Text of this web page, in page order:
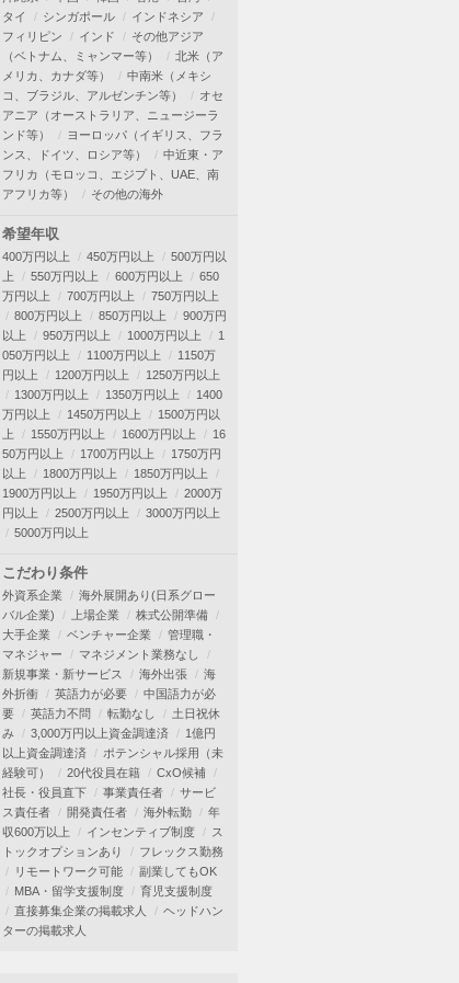
タイ
シンガポール
インドネシア
フィリピン
インド
その他アジア
（ベトナム、ミャンマー等）
北米（ア
メリカ、カナダ等）
中南米（メキシ
コ、ブラジル、アルゼンチン等）
オセ
アニア（オーストラリア、ニュージーラ
ンド等）
ヨーロッパ（イギリス、フラ
ンス、ドイツ、ロシア等）
中近東・ア
フリカ（モロッコ、エジプト、UAE、南
アフリカ等）
その他の海外
希望年収
400万円以上 450万円以上
500万円以
上
550万円以上 600万円以上
650
万円以上
700万円以上
750万円以上
800万円以上
850万円以上
900万円
以上
950万円以上 1000万円以上
1
050万円以上
1100万円以上
1150万
円以上
1200万円以上
1250万円以上
1300万円以上
1350万円以上
1400
万円以上
1450万円以上
1500万円以
上
1550万円以上 1600万円以上
16
50万円以上
1700万円以上
1750万円
以上
1800万円以上
1850万円以上
1900万円以上
1950万円以上
2000万
円以上
2500万円以上
3000万円以上
5000万円以上
こだわり条件
外資系企業
海外展開あり(日系グロー
バル企業)
上場企業
株式公開準備
大手企業
ベンチャー企業
管理職・
マネジャー
マネジメント業務なし
新規事業・新サービス
海外出張
海
外折衝
英語力が必要
中国語力が必
要
英語力不問 転勤なし
土日祝休
み
3,000万円以上資金調達済
1億円
以上資金調達済
ポテンシャル採用（未
経験可）
20代役員在籍
CxO候補
社長・役員直下
事業責任者
サービ
ス責任者
開発責任者 海外転勤
年
収600万以上
インセンティブ制度
ス
トックオプションあり
フレックス勤務
リモートワーク可能
副業してもOK
MBA・留学支援制度
育児支援制度
直接募集企業の掲載求人
ヘッドハン
ターの掲載求人